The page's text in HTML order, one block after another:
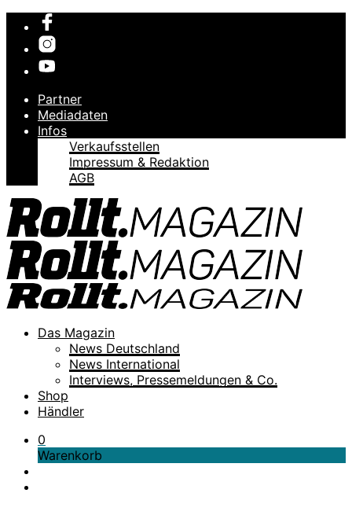
Partner
Mediadaten
Infos
Verkaufsstellen
Impressum & Redaktion
AGB
Das Magazin
News Deutschland
News International
Interviews, Pressemeldungen & Co.
Shop
Händler
0
Warenkorb